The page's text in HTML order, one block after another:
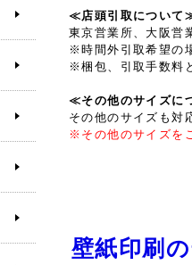
≪店頭引取について
東京営業所、大阪営
※時間外引取希望の
※梱包、引取手数料
≪その他のサイズに
その他のサイズも対
※その他のサイズを
壁紙印刷